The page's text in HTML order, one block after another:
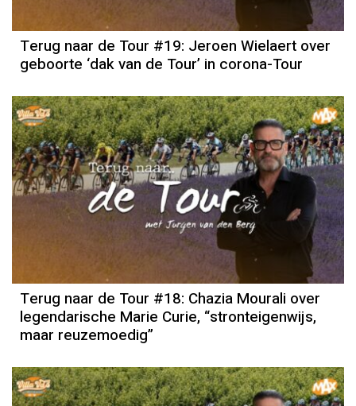
Terug naar de Tour #19: Jeroen Wielaert over
geboorte ‘dak van de Tour’ in corona-Tour
Terug naar de Tour #18: Chazia Mourali over
legendarische Marie Curie, “stronteigenwijs,
maar reuzemoedig”